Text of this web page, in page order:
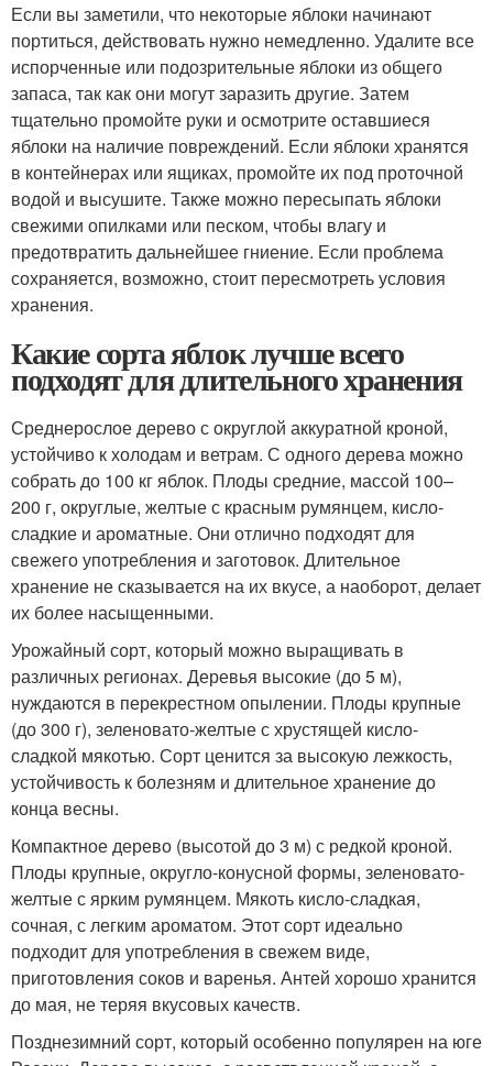
Если вы заметили, что некоторые яблоки начинают
портиться, действовать нужно немедленно. Удалите все
испорченные или подозрительные яблоки из общего
запаса, так как они могут заразить другие. Затем
тщательно промойте руки и осмотрите оставшиеся
яблоки на наличие повреждений. Если яблоки хранятся
в контейнерах или ящиках, промойте их под проточной
водой и высушите. Также можно пересыпать яблоки
свежими опилками или песком, чтобы влагу и
предотвратить дальнейшее гниение. Если проблема
сохраняется, возможно, стоит пересмотреть условия
хранения.
Какие сорта яблок лучше всего
подходят для длительного хранения
Среднерослое дерево с округлой аккуратной кроной,
устойчиво к холодам и ветрам. С одного дерева можно
собрать до 100 кг яблок. Плоды средние, массой 100–
200 г, округлые, желтые с красным румянцем, кисло-
сладкие и ароматные. Они отлично подходят для
свежего употребления и заготовок. Длительное
хранение не сказывается на их вкусе, а наоборот, делает
их более насыщенными.
Урожайный сорт, который можно выращивать в
различных регионах. Деревья высокие (до 5 м),
нуждаются в перекрестном опылении. Плоды крупные
(до 300 г), зеленовато-желтые с хрустящей кисло-
сладкой мякотью. Сорт ценится за высокую лежкость,
устойчивость к болезням и длительное хранение до
конца весны.
Компактное дерево (высотой до 3 м) с редкой кроной.
Плоды крупные, округло-конусной формы, зеленовато-
желтые с ярким румянцем. Мякоть кисло-сладкая,
сочная, с легким ароматом. Этот сорт идеально
подходит для употребления в свежем виде,
приготовления соков и варенья. Антей хорошо хранится
до мая, не теряя вкусовых качеств.
Позднезимний сорт, который особенно популярен на юге